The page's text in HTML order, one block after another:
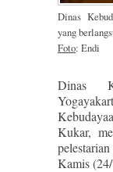
Dinas
yang
Foto: Endi
Dinas
Kukar,
Kamis